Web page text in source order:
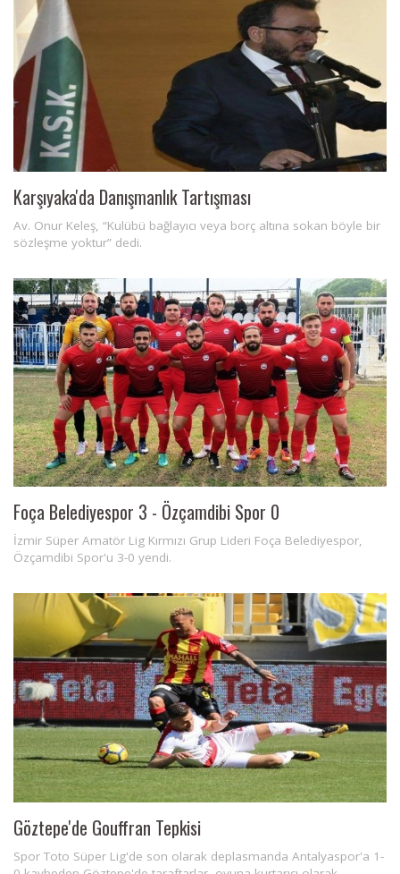
Karşıyaka'da Danışmanlık Tartışması
Av. Onur Keleş, “Kulübü bağlayıcı veya borç altına sokan böyle bir
sözleşme yoktur” dedi.
Foça Belediyespor 3 - Özçamdibi Spor 0
İzmir Süper Amatör Lig Kırmızı Grup Lideri Foça Belediyespor,
Özçamdibi Spor'u 3-0 yendi.
Göztepe'de Gouffran Tepkisi
Spor Toto Süper Lig'de son olarak deplasmanda Antalyaspor'a 1-